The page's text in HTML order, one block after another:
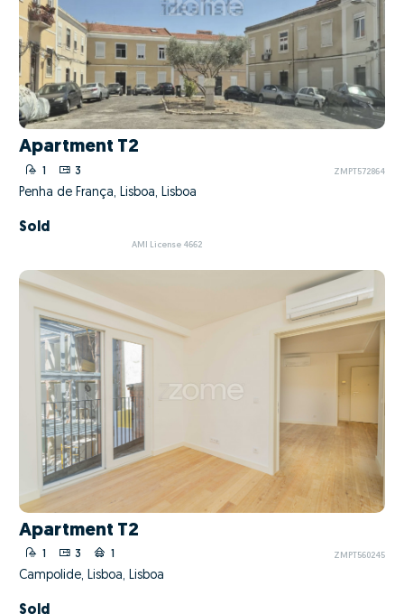
Apartment T2
1 3 ZMPT572864
Penha de França, Lisboa, Lisboa
Sold
AMI License 4662
Apartment T2
1 3 1 ZMPT560245
Campolide, Lisboa, Lisboa
Sold